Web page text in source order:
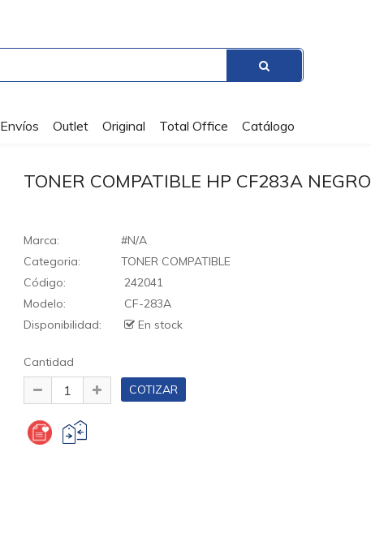
Envíos Outlet Original Total Office Catálogo
TONER COMPATIBLE HP CF283A NEGRO
Marca:
#N/A
Categoria:
TONER COMPATIBLE
Código:
242041
Modelo:
CF-283A
Disponibilidad:
En stock
Cantidad